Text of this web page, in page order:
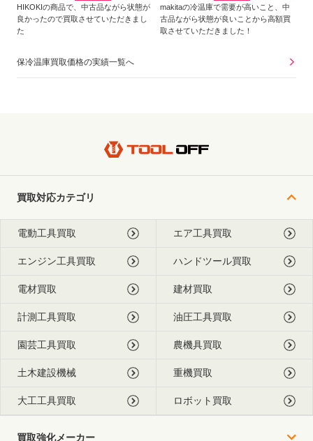
HIKOKIの商品で、中古品ながら状態が
良かったので買取させていただきまし
た
makitaの冷温庫で需要が高いこと、中
古品ながら状態が良いことから高額買
取させていただきました！
保冷温庫買取価格の実績一覧へ
買取対応カテゴリ
電動工具買取 エア工具買取
エンジン工具買取 ハンドツール買取
電材買取 建材買取
計測工具買取 油圧工具買取
園芸工具買取 農機具買取
土木建設機械 重機買取
大工工具買取 ロボット買取
買取強化メーカー